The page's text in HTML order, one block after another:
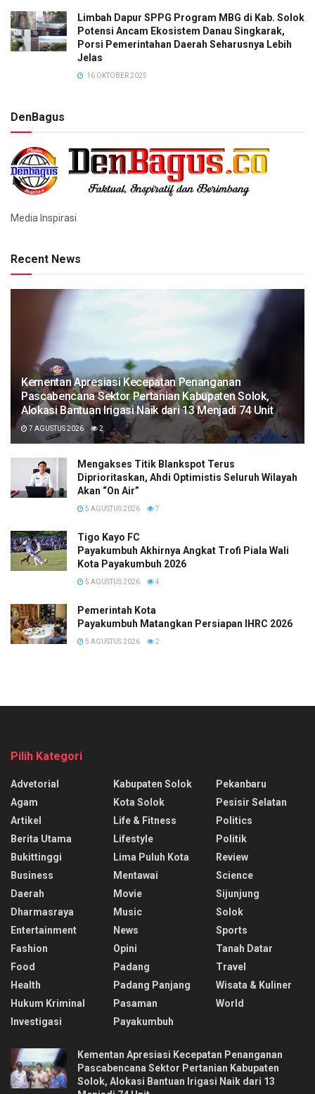
Limbah Dapur SPPG Program MBG di Kab. Solok
Potensi Ancam Ekosistem Danau Singkarak,
Porsi Pemerintahan Daerah Seharusnya Lebih
Jelas
16 OKTOBER 2025
DenBagus
Media Inspirasi
Recent News
Kementan Apresiasi Kecepatan Penanganan
Pascabencana Sektor Pertanian Kabupaten Solok,
Alokasi Bantuan Irigasi Naik dari 13 Menjadi 74 Unit
7 AGUSTUS 2026 2
Mengakses Titik Blankspot Terus
Diprioritaskan, Ahdi Optimistis Seluruh Wilayah
Akan “On Air”
5 AGUSTUS 2026 7
Tigo Kayo FC
Payakumbuh Akhirnya Angkat Trofi Piala Wali
Kota Payakumbuh 2026
5 AGUSTUS 2026 4
Pemerintah Kota
Payakumbuh Matangkan Persiapan IHRC 2026
5 AGUSTUS 2026 2
Pilih Kategori
Advetorial
Agam
Artikel
Berita Utama
Bukittinggi
Business
Daerah
Dharmasraya
Entertainment
Fashion
Food
Health
Hukum Kriminal
Investigasi
Kabupaten Solok
Kota Solok
Life & Fitness
Lifestyle
Lima Puluh Kota
Mentawai
Movie
Music
News
Opini
Padang
Padang Panjang
Pasaman
Payakumbuh
Pekanbaru
Pesisir Selatan
Politics
Politik
Review
Science
Sijunjung
Solok
Sports
Tanah Datar
Travel
Wisata & Kuliner
World
Kementan Apresiasi Kecepatan Penanganan
Pascabencana Sektor Pertanian Kabupaten
Solok, Alokasi Bantuan Irigasi Naik dari 13